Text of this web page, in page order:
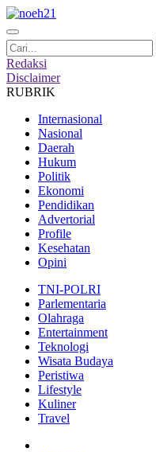
Redaksi
Disclaimer
RUBRIK
Internasional
Nasional
Daerah
Hukum
Politik
Ekonomi
Pendidikan
Advertorial
Profile
Kesehatan
Opini
TNI-POLRI
Parlementaria
Olahraga
Entertainment
Teknologi
Wisata Budaya
Peristiwa
Lifestyle
Kuliner
Travel